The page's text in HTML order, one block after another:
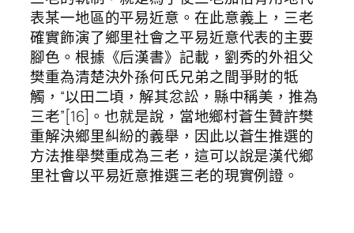
表某一地區的平易近意。在此意義上，三老
確實飾演了鄉里社會之平易近意代表的主要
腳色。根據《后漢書》記載，劉秀的外祖父
樊重為清楚決外孫何氏兄弟之間爭財的牴
觸，“以田二頃，解其忿訟，縣中稱美，推為
三老”[16]。也就是說，當地鄉村蒼生贊許樊
重解決鄉里糾紛的義舉，因此以蒼生推選的
方法推舉樊重成為三老，這可以說是漢代鄉
里社會以平易近意推選三老的現實例證。